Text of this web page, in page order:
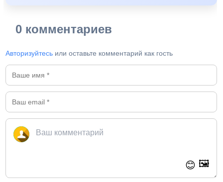
0 комментариев
Авторизуйтесь или оставьте комментарий как гость
😊 🖼️